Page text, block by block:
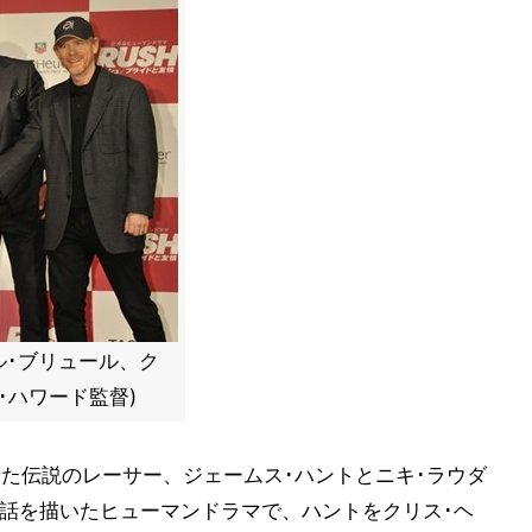
ブリュール、ク
ハワード監督)
伝説のレーサー、ジェームス･ハントとニキ･ラウダ
を描いたヒューマンドラマで、ハントをクリス･ヘ